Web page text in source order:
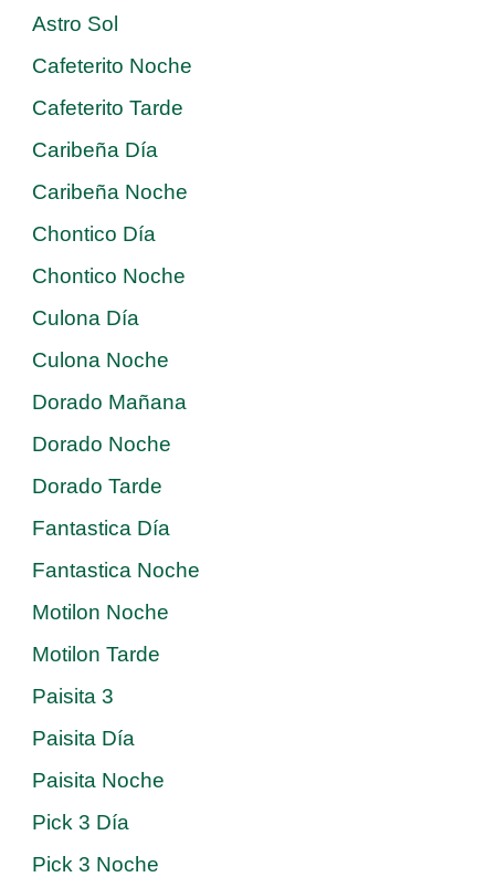
Astro Sol
Cafeterito Noche
Cafeterito Tarde
Caribeña Día
Caribeña Noche
Chontico Día
Chontico Noche
Culona Día
Culona Noche
Dorado Mañana
Dorado Noche
Dorado Tarde
Fantastica Día
Fantastica Noche
Motilon Noche
Motilon Tarde
Paisita 3
Paisita Día
Paisita Noche
Pick 3 Día
Pick 3 Noche